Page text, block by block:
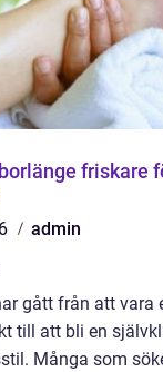
friskare fötter i
admin
gått från att vara
till att bli en
Många som